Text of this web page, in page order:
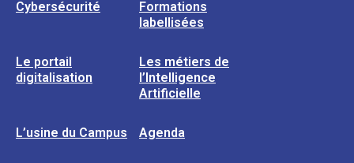
Cybersécurité
Formations
labellisées
Le portail
digitalisation
Les métiers de
l’Intelligence
Artificielle
L’usine du Campus Agenda